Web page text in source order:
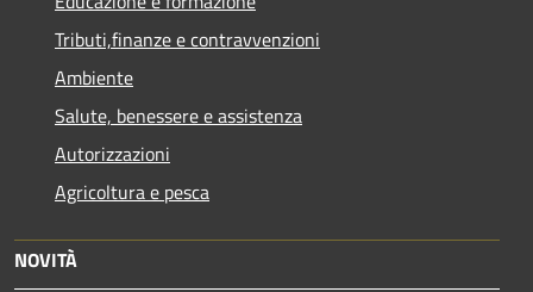
Tributi,finanze e contravvenzioni
Ambiente
Salute, benessere e assistenza
Autorizzazioni
Agricoltura e pesca
NOVITÀ